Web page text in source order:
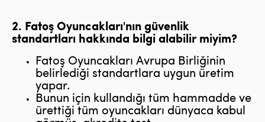
2. Fatoş Oyuncakları'nın güvenlik
standartları hakkında bilgi alabilir miyim?
Fatoş Oyuncakları Avrupa Birliğinin
belirlediği standartlara uygun üretim
yapar.
Bunun için kullandığı tüm hammadde ve
ürettiği tüm oyuncakları dünyaca kabul